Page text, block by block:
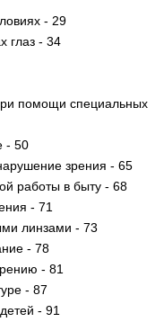
- 29
глаз - 34
помощи специальных
- 50
зрения - 65
работы в быту - 68
- 71
линзами - 73
- 78
- 81
- 87
- 91